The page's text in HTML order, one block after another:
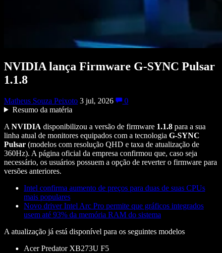
NVIDIA lança Firmware G-SYNC Pulsar
1.1.8
Matheus Souza Peixoto 3 jul, 2026
0
Resumo da matéria
A NVIDIA disponibilizou a versão de firmware 1.1.8 para a sua
linha atual de monitores equipados com a tecnologia G-SYNC
Pulsar (modelos com resolução QHD e taxa de atualização de
360Hz). A página oficial da empresa confirmou que, caso seja
necessário, os usuários possuem a opção de reverter o firmware para
versões anteriores.
Intel confirma aumento de preços para duas de suas CPUs
mais populares
Novo driver Intel Arc Pro permite que gráficos integrados
usem até 93% da memória RAM do sistema
A atualização já está disponível para os seguintes modelos
Acer Predator XB273U F5